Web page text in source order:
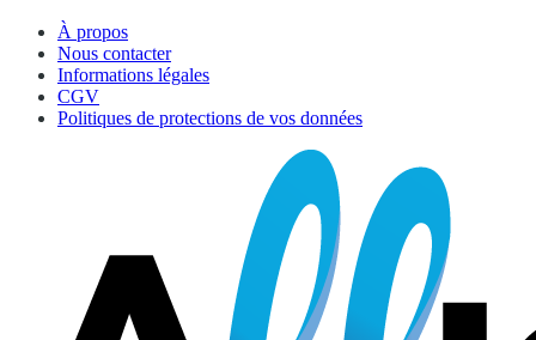
À propos
Nous contacter
Informations légales
CGV
Politiques de protections de vos données